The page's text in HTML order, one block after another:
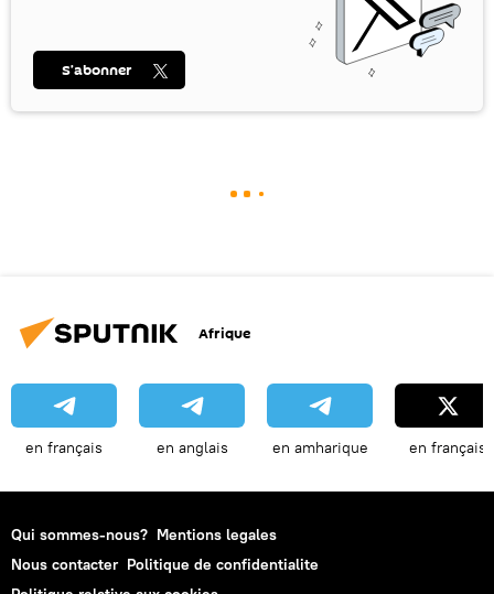
S’abonner
Afrique
en français en anglais en amharique en français
Qui sommes-nous? Mentions legales
Nous contacter Politique de confidentialite